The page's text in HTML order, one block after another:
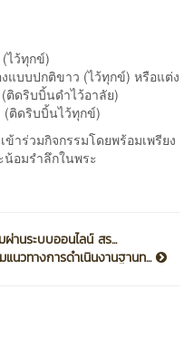
ไว้ทุกข์)
แบบปกติขาว (ไว้ทุกข์) หรือแต่ง
ดริบบิ้นดำไว้อาลัย)
(ติดริบบิ้นไว้ทุกข์)
าร่วมกิจกรรมโดยพร้อมเพรียง
น้อมรำลึกในพระ
านระบบออนไลน์ สร...
แนวทางการดำเนินงานฐานท...